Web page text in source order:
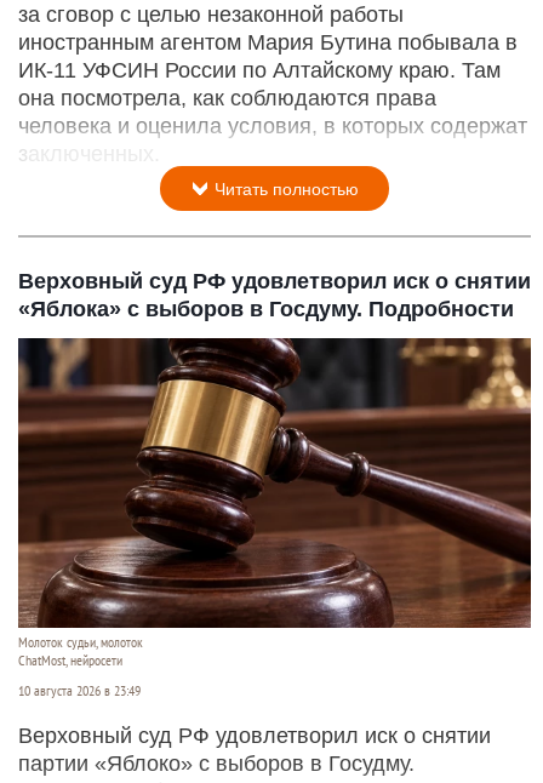
за сговор с целью незаконной работы
иностранным агентом Мария Бутина побывала в
ИК-11 УФСИН России по Алтайскому краю. Там
она посмотрела, как соблюдаются права
человека и оценила условия, в которых содержат
заключенных.
Читать полностью
Верховный суд РФ удовлетворил иск о снятии
«Яблока» с выборов в Госдуму. Подробности
Молоток судьи, молоток
ChatMost, нейросети
10 августа 2026 в 23:49
Верховный суд РФ удовлетворил иск о снятии
партии «Яблоко» с выборов в Госудму.